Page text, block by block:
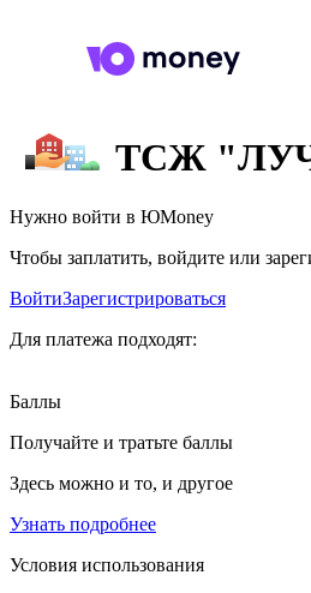
ТСЖ
Нужно войти в ЮMoney
Чтобы заплатить, войдите или
ВойтиЗарегистрироваться
Для платежа подходят:
Баллы
Получайте и тратьте баллы
Здесь можно и то, и другое
Узнать подробнее
Условия использования